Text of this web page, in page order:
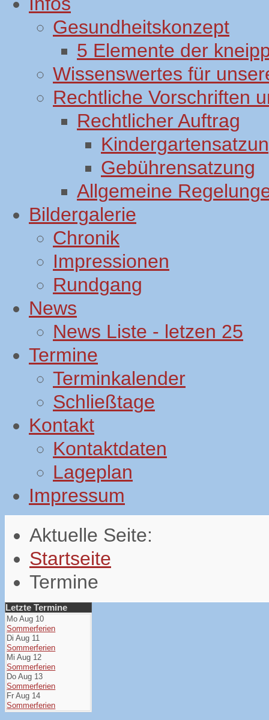
Gesundheitskonzept
5 Elemente der
Wissenswertes für
Rechtliche Vorschriften
Rechtlicher Auftrag
Gebührensatzung
Allgemeine
Bildergalerie
Chronik
Impressionen
Rundgang
News
News Liste - letzen 25
Termine
Terminkalender
Schließtage
Kontakt
Kontaktdaten
Lageplan
Impressum
Aktuelle Seite:
Startseite
Termine
Letzte Termine
Mo Aug 10
Sommerferien
Di Aug 11
Sommerferien
Mi Aug 12
Sommerferien
Do Aug 13
Sommerferien
Fr Aug 14
Sommerferien